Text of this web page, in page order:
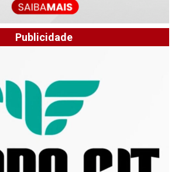
Publicidade